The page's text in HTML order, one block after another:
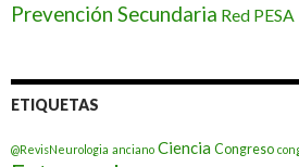
Prevención Secundaria Red PESA
ETIQUETAS
@RevisNeurologia anciano Ciencia Congreso